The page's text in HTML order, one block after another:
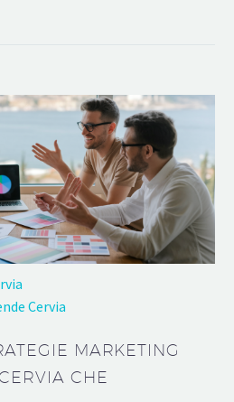
Cervia
MARKETING
CHE